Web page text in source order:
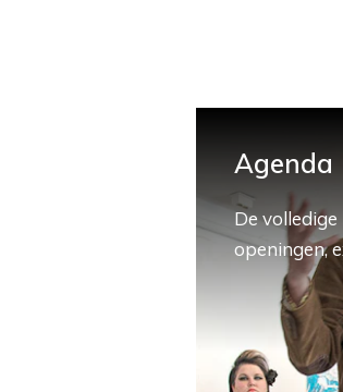
Agenda
De volledige
openingen,